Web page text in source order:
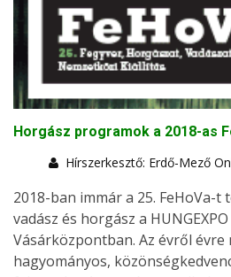
Horgász programok a 2018-as
Hírszerkesztő: Erdő-Mező
2018-ban immár a 25. FeHoVa-
vadász és horgász a
Vásárközpontban. Az évről évre
hagyományos,